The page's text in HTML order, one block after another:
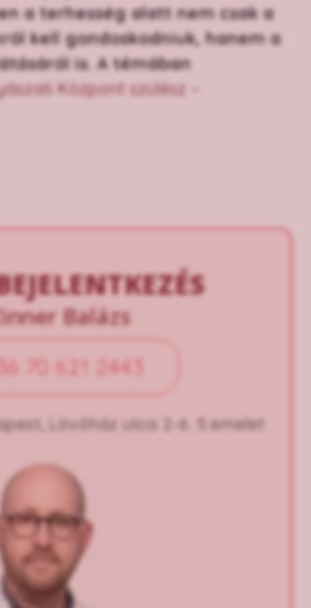
a terhesség alatt nem csak a
kell gondoskodniuk, hanem a
is. A témában
Központ szülész –
Balázs
70 621 2443
Lövőház utca 2-6. 5.emelet